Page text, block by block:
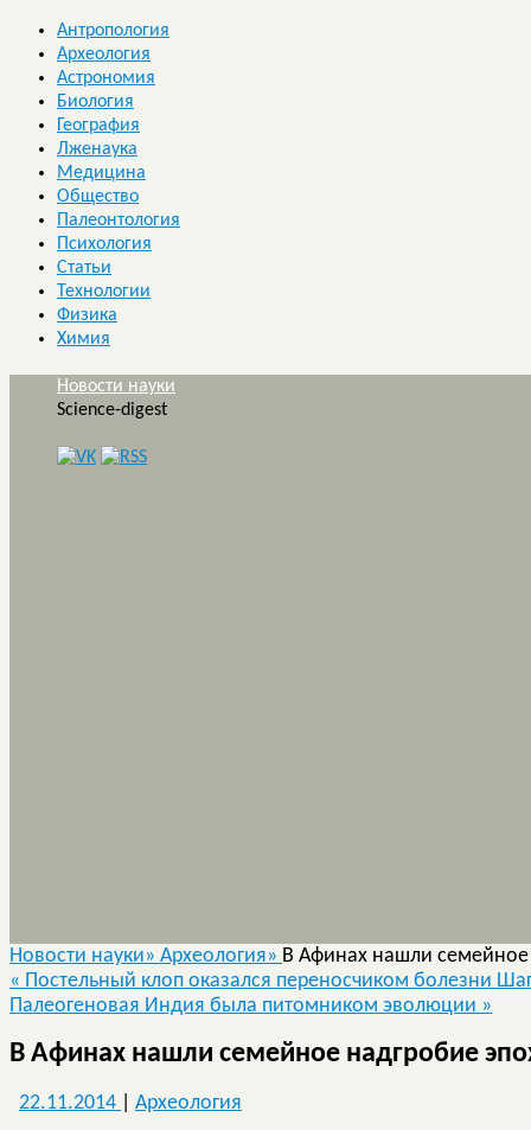
Антропология
Археология
Астрономия
Биология
География
Лженаука
Медицина
Общество
Палеонтология
Психология
Статьи
Технологии
Физика
Химия
Новости науки
Science-digest
Новости науки» Археология» В Афинах нашли
« Постельный клоп оказался переносчиком болезни
Палеогеновая Индия была питомником эволюции »
В Афинах нашли семейное надгробие
22.11.2014 Археология